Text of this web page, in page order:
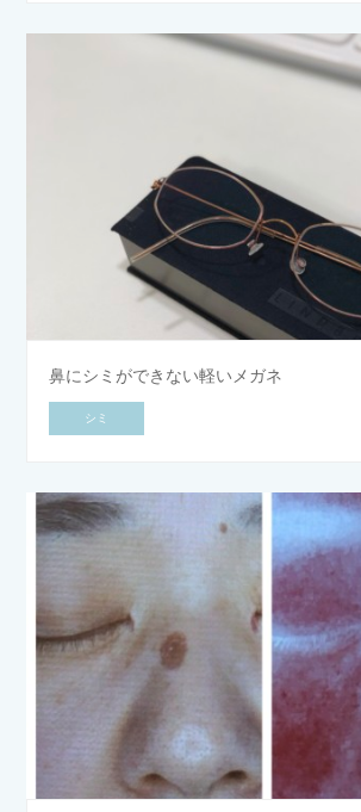
鼻にシミができない軽いメガネ
シミ